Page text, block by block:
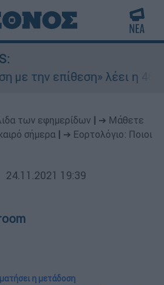
επίθεση» λέει η
των εφημερίδων
➔ Μάθετε
σήμερα
➔ Εορτολόγιο: Ποιοι
24.11.2021 19:39
η μετάδοση